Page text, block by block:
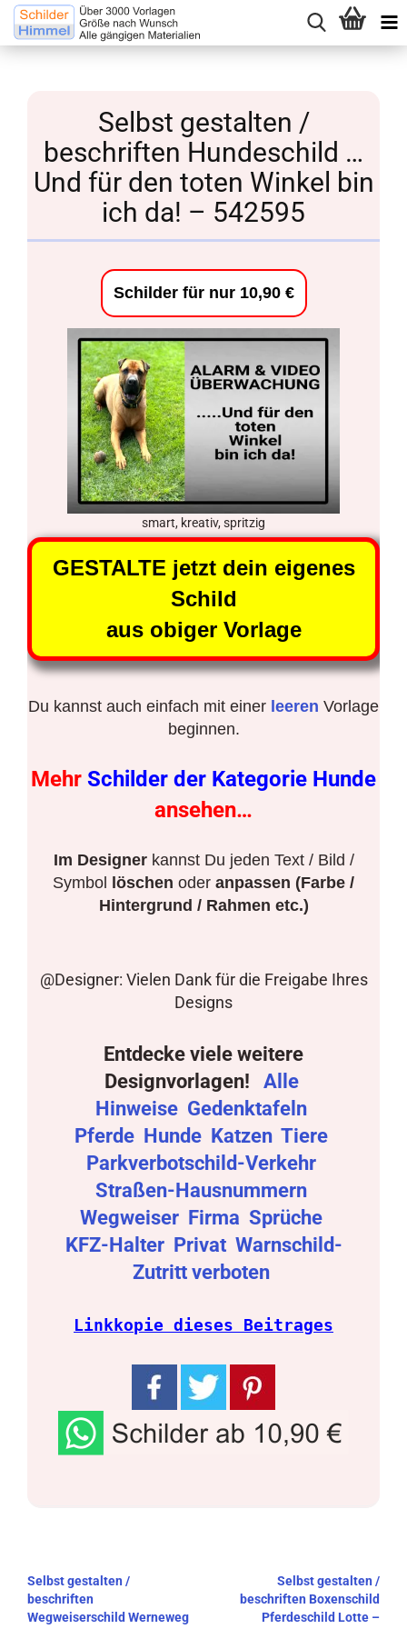
Selbst gestalten /
beschriften Hundeschild …
Und für den toten Winkel bin
ich da! – 542595
Schilder für nur 10,90 €
smart, kreativ, spritzig
GESTALTE jetzt dein eigenes
Schild
aus obiger Vorlage
Du kannst auch einfach mit einer leeren Vorlage
beginnen.
Mehr Schilder der Kategorie Hunde
ansehen…
Im Designerkannst Du jeden Text / Bild /
Symbol
löschen oder anpassen (Farbe /
Hintergrund / Rahmen etc.)
@Designer: Vielen Dank für die Freigabe Ihres
Designs
Entdecke viele weitere
Designvorlagen!
Alle
Hinweise Gedenktafeln
Pferde Hunde Katzen Tiere
Parkverbotschild-Verkehr
Straßen-Hausnummern
Wegweiser Firma Sprüche
KFZ-Halter Privat Warnschild-
Zutritt verboten
Linkkopie dieses Beitrages
Beitragsnavigation
Selbst gestalten /
beschriften
Wegweiserschild Werneweg
Selbst gestalten /
beschriften Boxenschild
Pferdeschild Lotte –